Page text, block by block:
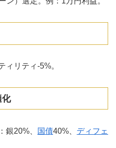
ィリティ-5%。
化
銀20%、 国債40%、 ディフェ